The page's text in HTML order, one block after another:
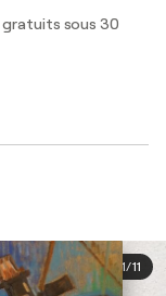
gratuits sous 30
1/11